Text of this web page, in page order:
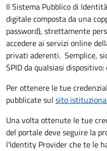
Il Sistema Pubblico di
digitale composta da una
password), strettamente
accedere ai servizi online
privati aderenti. Semplice,
SPID da qualsiasi
Per ottenere le tue
pubblicate sul sito
Una volta ottenute le tue
del portale deve seguire la
l'Identity Provider che te le